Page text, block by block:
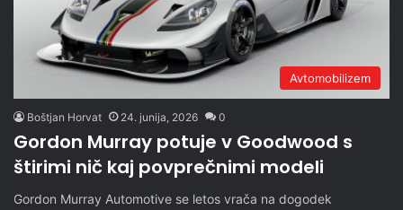
Avtomobilizem
Boštjan Horvat 24. junija, 2026 0
Gordon Murray potuje v Goodwood s
štirimi nič kaj povprečnimi modeli
Gordon Murray Automotive se letos vrača na dogodek